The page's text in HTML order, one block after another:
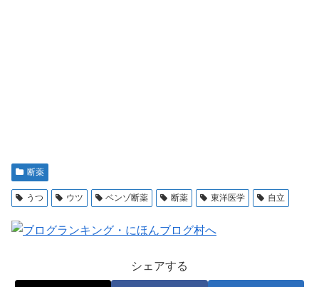
断薬
うつ ウツ ベンゾ断薬 断薬 東洋医学 自立
シェアする